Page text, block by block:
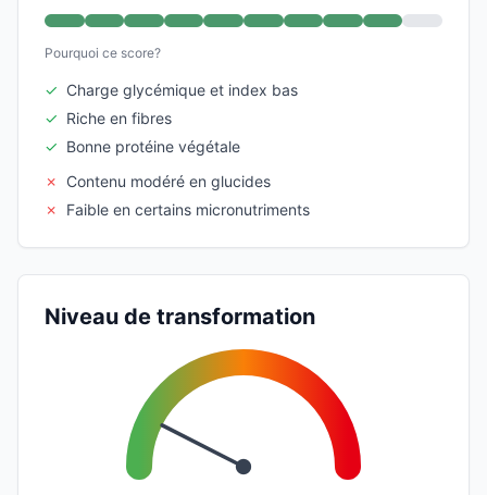
Pourquoi ce score?
✓ Charge glycémique et index bas
✓ Riche en fibres
✓ Bonne protéine végétale
✗
Contenu modéré en glucides
✗
Faible en certains micronutriments
Niveau de transformation